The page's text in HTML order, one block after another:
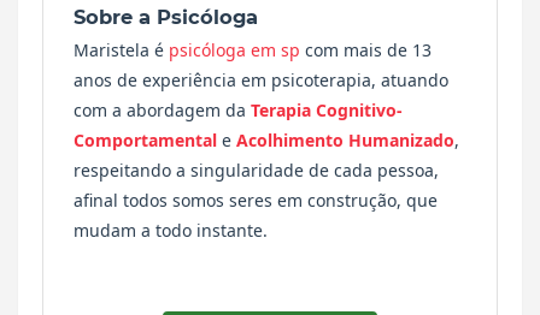
Sobre a Psicóloga
Maristela é psicóloga em sp com mais de 13
anos de experiência em psicoterapia, atuando
com a abordagem da Terapia Cognitivo-
Comportamental e Acolhimento Humanizado,
respeitando a singularidade de cada pessoa,
afinal todos somos seres em construção, que
mudam a todo instante.